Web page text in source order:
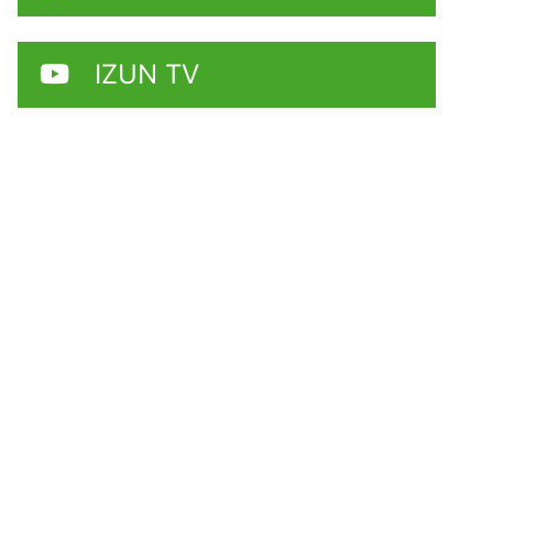
IZUN TV